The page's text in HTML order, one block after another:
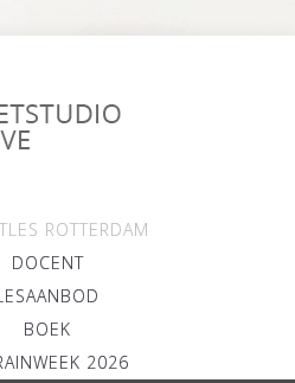
ROTTERDAM
DOCENT
BOEK
2026